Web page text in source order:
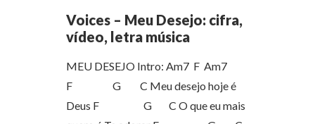
Voices – Meu Desejo: cifra,
vídeo, letra música
MEU DESEJO Intro: Am7 F Am7
F G C Meu desejo hoje é
Deus F G C O que eu mais